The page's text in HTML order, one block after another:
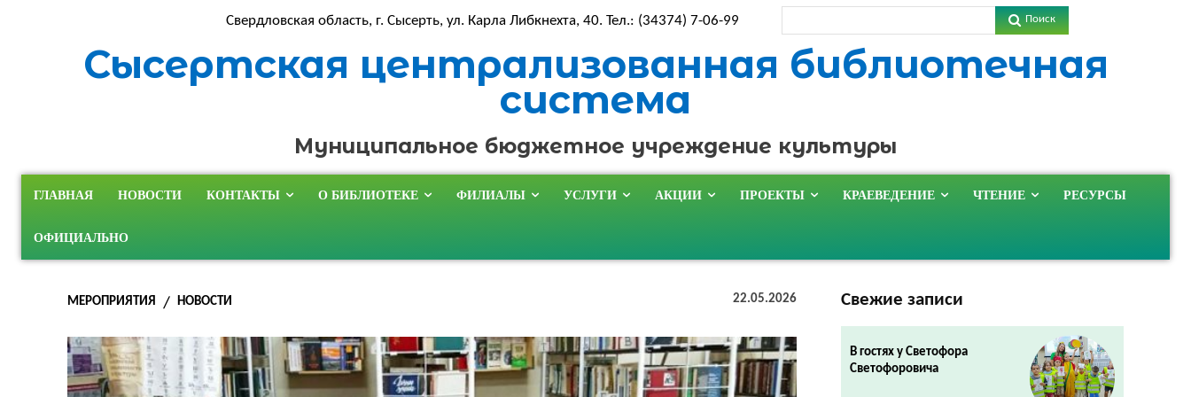
Свердловская область, г. Сысерть, ул. Карла Либкнехта, 40. Тел.: (34374) 7-06-99 Поиск
Сысертская централизованная библиотечная
система
Муниципальное бюджетное учреждение культуры
ГЛАВНАЯ НОВОСТИ КОНТАКТЫ О БИБЛИОТЕКЕ ФИЛИАЛЫ УСЛУГИ АКЦИИ ПРОЕКТЫ КРАЕВЕДЕНИЕ ЧТЕНИЕ РЕСУРСЫ
ОФИЦИАЛЬНО
МЕРОПРИЯТИЯ НОВОСТИ 22.05.2026 Свежие записи
В гостях у Светофора
Светофоровича